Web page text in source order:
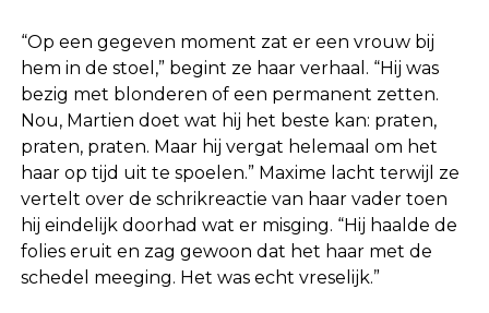
“Op een gegeven moment zat er een vrouw bij
hem in de stoel,” begint ze haar verhaal. “Hij was
bezig met blonderen of een permanent zetten.
Nou, Martien doet wat hij het beste kan: praten,
praten, praten. Maar hij vergat helemaal om het
haar op tijd uit te spoelen.” Maxime lacht terwijl ze
vertelt over de schrikreactie van haar vader toen
hij eindelijk doorhad wat er misging. “Hij haalde de
folies eruit en zag gewoon dat het haar met de
schedel meeging. Het was echt vreselijk.”